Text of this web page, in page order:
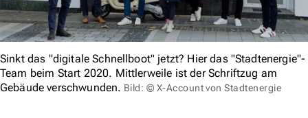
Sinkt das "digitale Schnellboot" jetzt? Hier das "Stadtenergie"-
Team beim Start 2020. Mittlerweile ist der Schriftzug am
Gebäude verschwunden. Bild: © X-Account von Stadtenergie